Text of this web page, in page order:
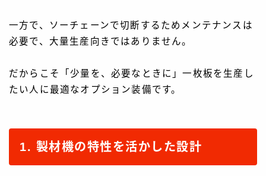
一方で、ソーチェーンで切断するためメンテナンスは
必要で、大量生産向きではありません。
だからこそ「少量を、必要なときに」一枚板を生産し
たい人に最適なオプション装備です。
1. 製材機の特性を活かした設計